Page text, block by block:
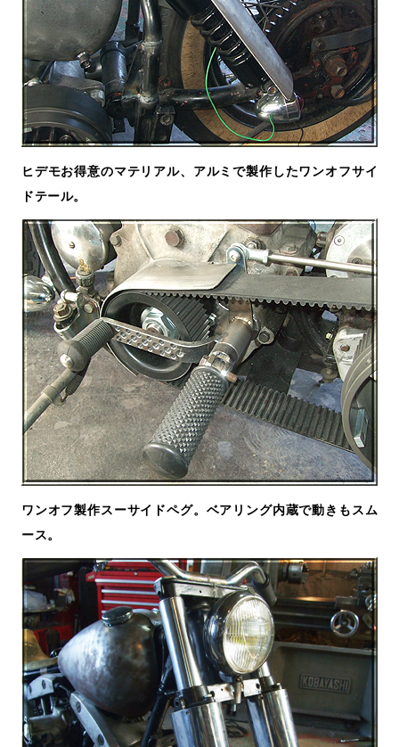
ヒデモお得意のマテリアル、アルミで製作したワンオフサイ
ドテール。
ワンオフ製作スーサイドペグ。ベアリング内蔵で動きもスム
ース。